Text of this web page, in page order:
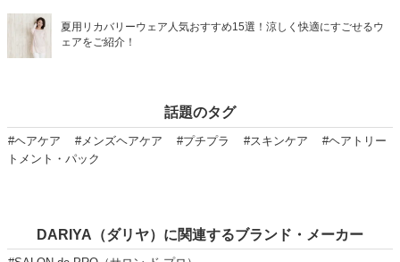
夏用リカバリーウェア人気おすすめ15選！涼しく快適にすごせるウ
ェアをご紹介！
話題のタグ
#ヘアケア #メンズヘアケア #プチプラ #スキンケア
#ヘアトリー
トメント・パック
DARIYA（ダリヤ）に関連するブランド・メーカー